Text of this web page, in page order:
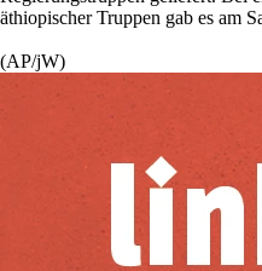
äthiopischer Truppen gab es am
(AP/jW)